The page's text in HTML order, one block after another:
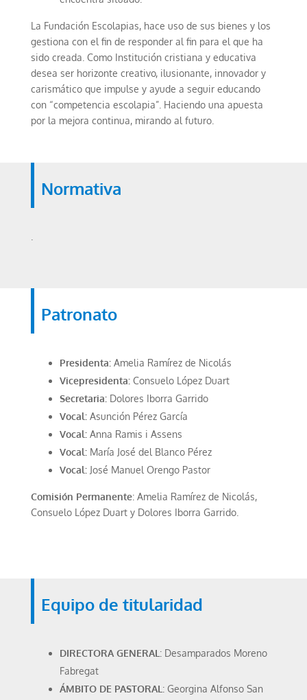
La Fundación Escolapias, hace uso de sus bienes y los
gestiona con el fin de responder al fin para el que ha
sido creada. Como Institución cristiana y educativa
desea ser horizonte creativo, ilusionante, innovador y
carismático que impulse y ayude a seguir educando
con “competencia escolapia”. Haciendo una apuesta
por la mejora continua, mirando al futuro.
Normativa
Patronato
Presidenta:Amelia Ramírez de Nicolás
Vicepresidenta:Consuelo López Duart
Secretaria:Dolores Iborra Garrido
Vocal:Asunción Pérez García
Vocal:Anna Ramis i Assens
Vocal:María José del Blanco Pérez
Vocal: José Manuel Orengo Pastor
Comisión Permanente: Amelia Ramírez de Nicolás,
Consuelo López Duarty Dolores Iborra Garrido.
Equipo de titularidad
DIRECTORA GENERAL : Desamparados Moreno
Fabregat
ÁMBITO DE PASTORAL : Georgina Alfonso San